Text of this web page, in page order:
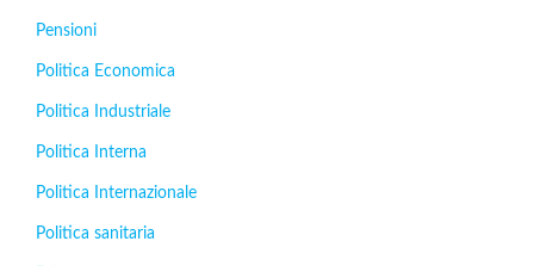
Pensioni
Politica Economica
Politica Industriale
Politica Interna
Politica Internazionale
Politica sanitaria